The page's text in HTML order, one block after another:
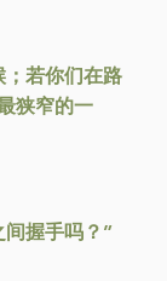
若你们在路
狭窄的一
握手吗？”